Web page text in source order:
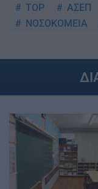
TOP
ΑΣΕΠ
ΝΟΣΟΚΟΜΕΙΑ